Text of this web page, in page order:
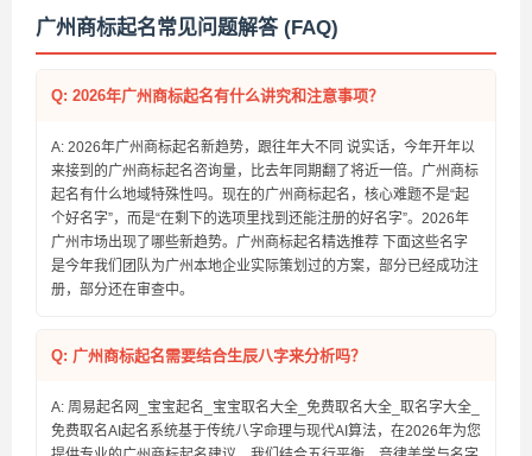
广州商标起名常见问题解答 (FAQ)
Q: 2026年广州商标起名有什么讲究和注意事项？
A: 2026年广州商标起名新趋势，跟往年大不同 说实话，今年开年以
来接到的广州商标起名咨询量，比去年同期翻了将近一倍。广州商标
起名有什么地域特殊性吗。现在的广州商标起名，核心难题不是“起
个好名字”，而是“在剩下的选项里找到还能注册的好名字”。2026年
广州市场出现了哪些新趋势。广州商标起名精选推荐 下面这些名字
是今年我们团队为广州本地企业实际策划过的方案，部分已经成功注
册，部分还在审查中。
Q: 广州商标起名需要结合生辰八字来分析吗？
A: 周易起名网_宝宝起名_宝宝取名大全_免费取名大全_取名字大全_
免费取名AI起名系统基于传统八字命理与现代AI算法，在2026年为您